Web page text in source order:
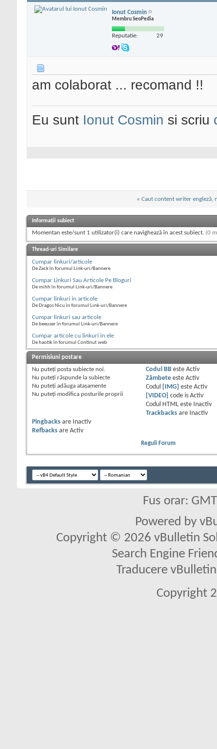
Ionut Cosmin
Membru SeoPedia
Reputatie: 29
am colaborat ... recomand !!
Eu sunt Ionut Cosmin si scriu
« Caut content writer engleză,
Informații subiect
Momentan este/sunt 1 utilizator(i) care navighează în acest subiect. (0
Thread-uri Similare
Cumpar linkuri/articole
De Zack în forumul Link-uri/Bannere
Cumpar Linkuri Sau Articole Pe Bloguri
De mihh în forumul Link-uri/Bannere
Cumpar linkuri in articole
De Dragos Nicu în forumul Link-uri/Bannere
Cumpar linkuri sau articole
De beeuser în forumul Link-uri/Bannere
Cumpar articole cu linkuri in ele
De haotik în forumul Continut web
Permisiuni postare
Nu puteţi posta subiecte noi.
Nu puteţi răspunde la subiecte
Nu puteţi adăuga ataşamente
Nu puteţi modifica posturile proprii
Codul BBeste Activ
Zâmbeteeste Activ
Codul
[IMG] este Activ
[VIDEO] code is Activ
Codul HTML este
Inactiv
Trackbacksare
Inactiv
Pingbacks are
Inactiv
Refbacks are Activ
Reguli Forum
Fus orar:
Powered by
Copyright © 2026 vBulletin
Search Engine
Traducere
Copyright